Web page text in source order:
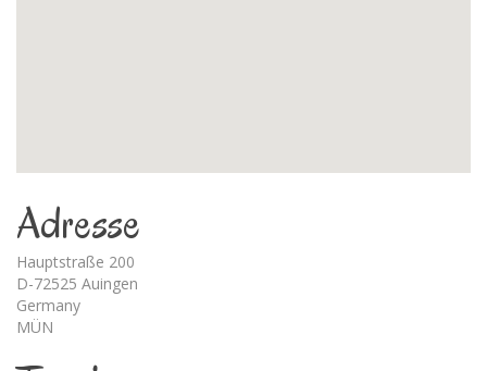
Adresse
Hauptstraße 200
D-72525 Auingen
Germany
MÜN